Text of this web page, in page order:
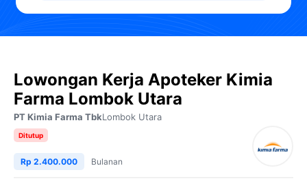
Lowongan Kerja Apoteker Kimia
Farma Lombok Utara
PT Kimia Farma TbkLombok Utara
Ditutup
Rp 2.400.000 Bulanan